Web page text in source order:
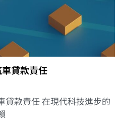
貸款責任
貸款責任 在現代科技進步的